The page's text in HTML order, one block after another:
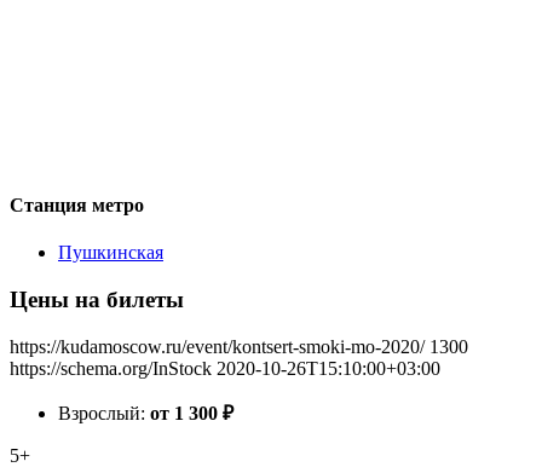
Станция метро
Пушкинская
Цены на билеты
https://kudamoscow.ru/event/kontsert-smoki-mo-2020/ 1300
https://schema.org/InStock 2020-10-26T15:10:00+03:00
Взрослый: от 1 300 ₽
5+